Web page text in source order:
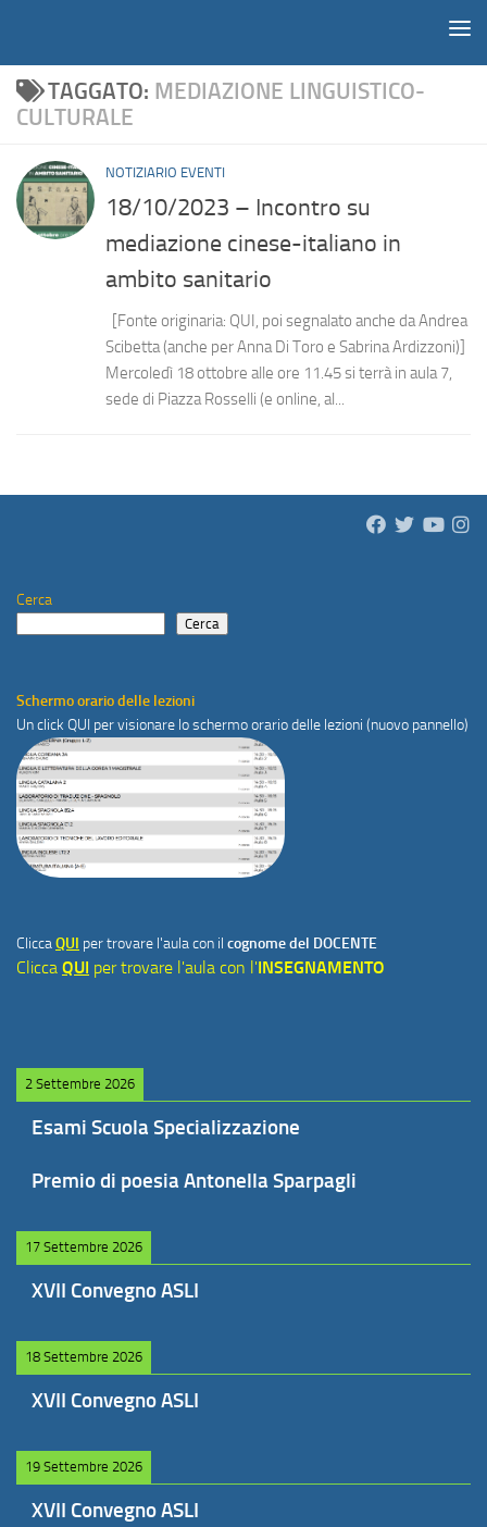
TAGGATO: MEDIAZIONE LINGUISTICO-
CULTURALE
NOTIZIARIO EVENTI
18/10/2023 – Incontro su
mediazione cinese-italiano in
ambito sanitario
[Fonte originaria: QUI, poi segnalato anche da Andrea
Scibetta (anche per Anna Di Toro e Sabrina Ardizzoni)]
Mercoledì 18 ottobre alle ore 11.45 si terrà in aula 7,
sede di Piazza Rosselli (e online, al...
Cerca
Cerca
Schermo orario delle lezioni
Un click QUI per visionare lo schermo orario delle lezioni (nuovo pannello)
CliccaQUI per trovare l'aula con il cognome del DOCENTE
Clicca QUI per trovare l'aula con l'INSEGNAMENTO
2 Settembre 2026
Esami Scuola Specializzazione
Premio di poesia Antonella Sparpagli
17 Settembre 2026
XVII Convegno ASLI
18 Settembre 2026
XVII Convegno ASLI
19 Settembre 2026
XVII Convegno ASLI